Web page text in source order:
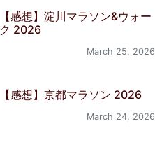
【感想】淀川マラソン&ウォー
ク 2026
March 25, 2026
【感想】京都マラソン 2026
March 24, 2026